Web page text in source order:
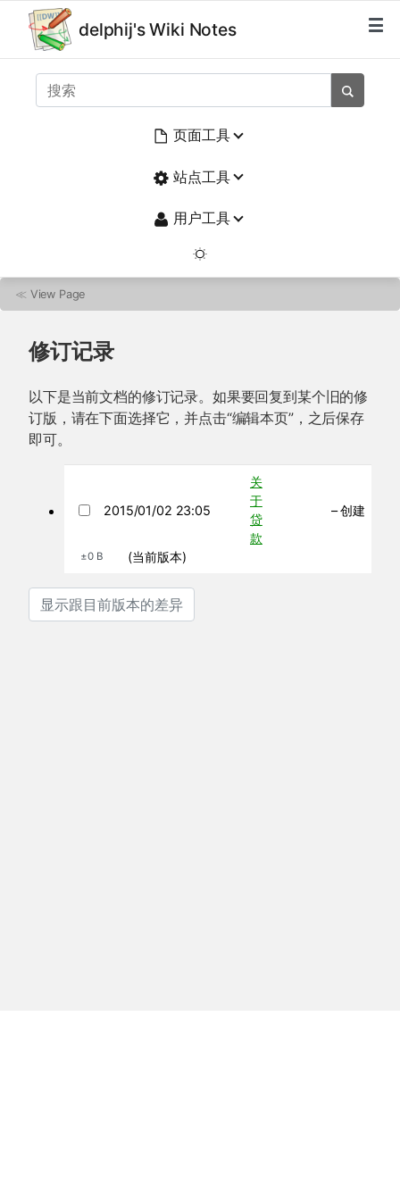
delphij's Wiki Notes
页面工具
站点工具
用户工具
≪ View Page
修订记录
以下是当前文档的修订记录。如果要回复到某个旧的修
订版，请在下面选择它，并点击“编辑本页”，之后保存
即可。
2015/01/02 23:05
关
于
贷
款
– 创建
±0 B (当前版本)
显示跟目前版本的差异